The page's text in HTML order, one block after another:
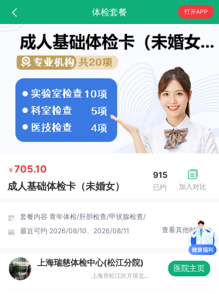
体检套餐 打开APP
加入对比
915
已约
￥705.10
成人基础体检卡（未婚女）
套餐内容 青年体检/肝胆检查/甲状腺检查/
最近可约 2026/08/10、2026/08/11 查看其他时间
上海瑞慈体检中心(松江分院)
上海市松江区方塔北路605号企德天地五-八层
医院主页